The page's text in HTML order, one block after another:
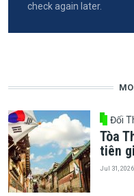
check again later.
Đối
Tòa
tiên
Jul 31, 2026